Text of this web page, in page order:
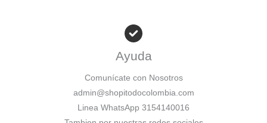
Ayuda
Comunícate con Nosotros
admin@shopitodocolombia.com
Linea WhatsApp 3154140016